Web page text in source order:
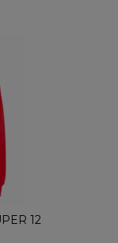
12